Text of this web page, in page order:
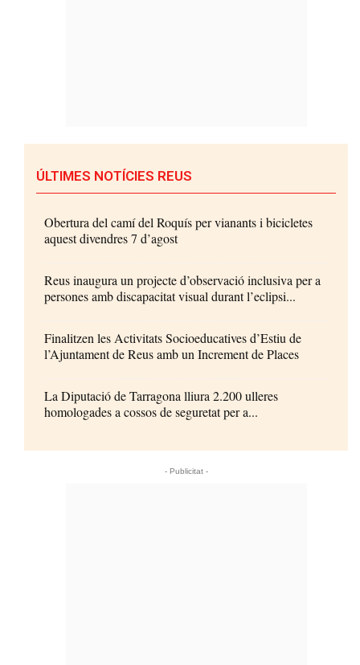
ÚLTIMES NOTÍCIES REUS
Obertura del camí del Roquís per vianants i bicicletes
aquest divendres 7 d’agost
Reus inaugura un projecte d’observació inclusiva per a
persones amb discapacitat visual durant l’eclipsi...
Finalitzen les Activitats Socioeducatives d’Estiu de
l’Ajuntament de Reus amb un Increment de Places
La Diputació de Tarragona lliura 2.200 ulleres
homologades a cossos de seguretat per a...
- Publicitat -